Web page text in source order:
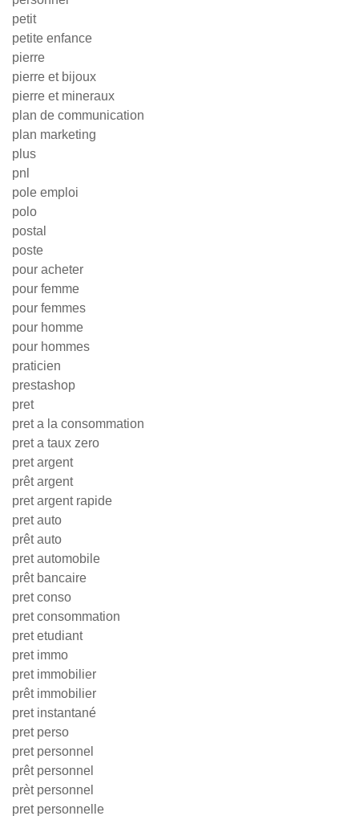
petit
petite enfance
pierre
pierre et bijoux
pierre et mineraux
plan de communication
plan marketing
plus
pnl
pole emploi
polo
postal
poste
pour acheter
pour femme
pour femmes
pour homme
pour hommes
praticien
prestashop
pret
pret a la consommation
pret a taux zero
pret argent
prêt argent
pret argent rapide
pret auto
prêt auto
pret automobile
prêt bancaire
pret conso
pret consommation
pret etudiant
pret immo
pret immobilier
prêt immobilier
pret instantané
pret perso
pret personnel
prêt personnel
prèt personnel
pret personnelle